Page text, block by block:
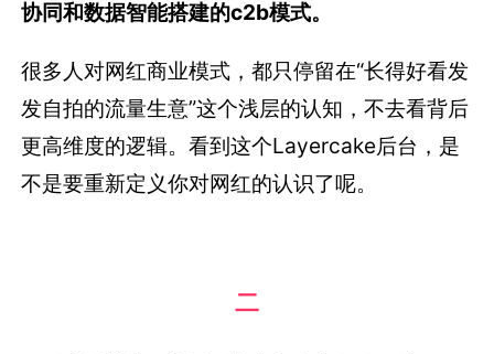
协同和数据智能搭建的c2b模式。
很多人对网红商业模式，都只停留在“长得好看发
发自拍的流量生意”这个浅层的认知，不去看背后
更高维度的逻辑。看到这个Layercake后台，是
不是要重新定义你对网红的认识了呢。
二